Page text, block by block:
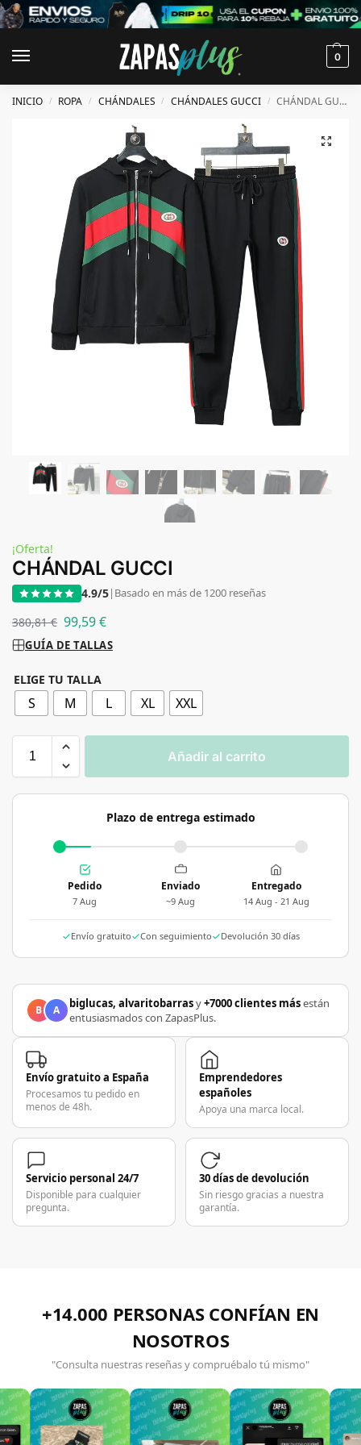
0
INICIO / ROPA / CHÁNDALES / CHÁNDALES GUCCI / CHÁNDAL GUCCI
¡Oferta!
CHÁNDAL GUCCI
4.9/5| Basado en más de 1200 reseñas
380,81€ 99,59€
GUÍA DE TALLAS
ELIGE TU TALLA
S M L XL XXL
Añadir al carrito
Plazo de entrega estimado
Pedido
7 Aug
Enviado
~9 Aug
Entregado
14 Aug - 21 Aug
Envío gratuito Con seguimiento Devolución 30 días
B A biglucas, alvaritobarrasy+7000 clientes másestán
entusiasmados con ZapasPlus.
Envío gratuito a España
Procesamos tu pedido en
menos de 48h.
Emprendedores
españoles
Apoya una marca local.
Servicio personal 24/7
Disponible para cualquier
pregunta.
30 días de devolución
Sin riesgo gracias a nuestra
garantía.
+14.000 PERSONAS CONFÍAN EN
NOSOTROS
"Consulta nuestras reseñas y compruébalo tú mismo"